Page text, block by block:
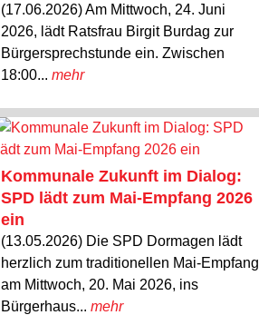
(17.06.2026) Am Mittwoch, 24. Juni
2026, lädt Ratsfrau Birgit Burdag zur
Bürgersprechstunde ein. Zwischen
18:00... mehr
Kommunale Zukunft im Dialog:
SPD lädt zum Mai-Empfang 2026
ein
(13.05.2026) Die SPD Dormagen lädt
herzlich zum traditionellen Mai-Empfang
am Mittwoch, 20. Mai 2026, ins
Bürgerhaus... mehr